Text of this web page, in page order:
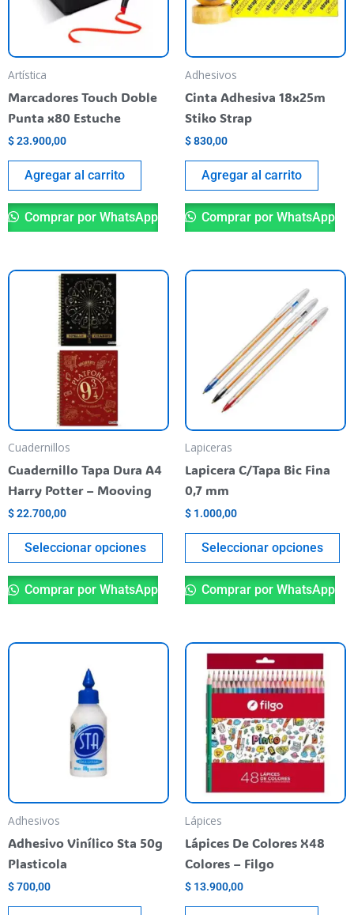
Artística
Marcadores Touch Doble
Punta x80 Estuche
$23.900,00
Agregar al carrito
Comprar por WhatsApp
Adhesivos
Cinta Adhesiva 18x25m
Stiko Strap
$830,00
Agregar al carrito
Comprar por WhatsApp
Cuadernillos
Cuadernillo Tapa Dura A4
Harry Potter – Mooving
$22.700,00
Seleccionar opciones
Este
opciones
se
pueden
elegir
producto
Comprar por WhatsApp
Lapiceras
Lapicera C/Tapa Bic Fina
0,7 mm
$ 1.000,00
Seleccionar opciones
se
Comprar por WhatsApp
Adhesivos
Adhesivo Vinílico Sta 50g
Plasticola
$700,00
Lápices
Lápices De Colores X48
Colores – Filgo
$ 13.900,00